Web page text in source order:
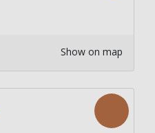
Show on map